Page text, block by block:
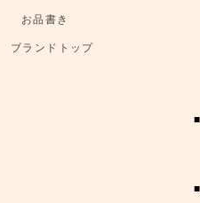
お品書き
ブランドトップ